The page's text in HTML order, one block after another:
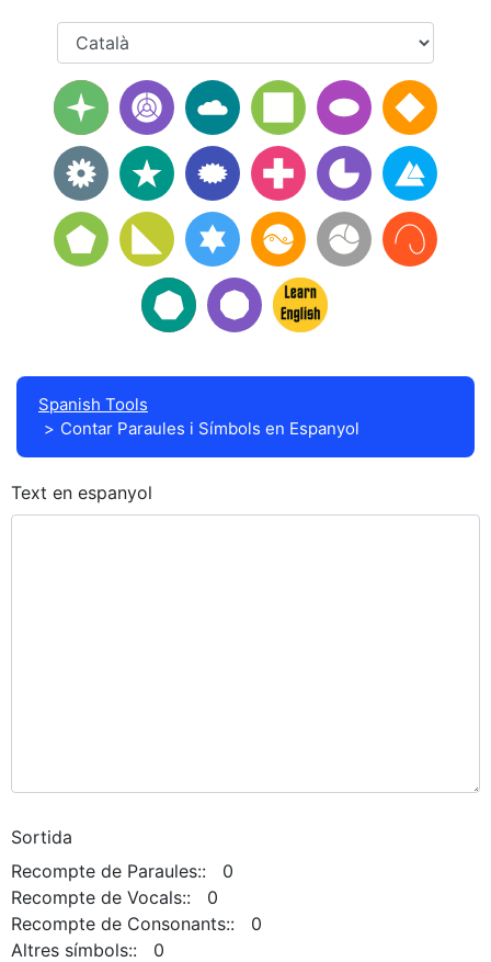
Spanish Tools
Contar Paraules i Símbols en Espanyol
Text en espanyol
Sortida
Recompte de Paraules:: 0
Recompte de Vocals:: 0
Recompte de Consonants:: 0
Altres símbols:: 0